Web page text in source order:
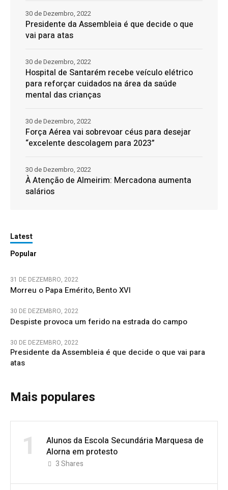
Presidente da Assembleia é que decide o que
vai para atas
30 de Dezembro, 2022
Hospital de Santarém recebe veículo elétrico
para reforçar cuidados na área da saúde
mental das crianças
30 de Dezembro, 2022
Força Aérea vai sobrevoar céus para desejar
“excelente descolagem para 2023”
30 de Dezembro, 2022
À Atenção de Almeirim: Mercadona aumenta
salários
30 de Dezembro, 2022
Latest
Popular
31 DE DEZEMBRO, 2022
Morreu o Papa Emérito, Bento XVI
30 DE DEZEMBRO, 2022
Despiste provoca um ferido na estrada do campo
30 DE DEZEMBRO, 2022
Presidente da Assembleia é que decide o que vai para
atas
Mais populares
1
Alunos da Escola Secundária Marquesa de
Alorna em protesto
3Shares